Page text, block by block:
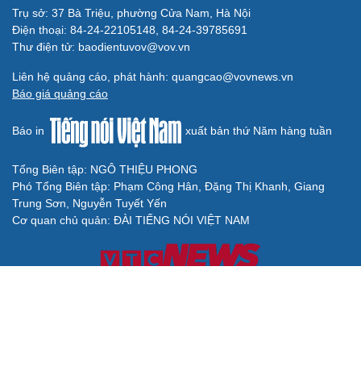
Trụ sở: 37 Bà Triệu, phường Cửa Nam, Hà Nội
Điện thoại: 84-24-22105148, 84-24-39785691
Thư điện tử: baodientuvov@vov.vn
Liên hệ quảng cáo, phát hành: quangcao@vovnews.vn
Báo giá quảng cáo
Báo in xuất bản thứ Năm hàng tuần
Tổng Biên tập: NGÔ THIỆU PHONG
Phó Tổng Biên tập: Phạm Công Hân, Đặng Thị Khanh, Giang
Trung Sơn, Nguyễn Tuyết Yến
Cơ quan chủ quản: ĐÀI TIẾNG NÓI VIỆT NAM